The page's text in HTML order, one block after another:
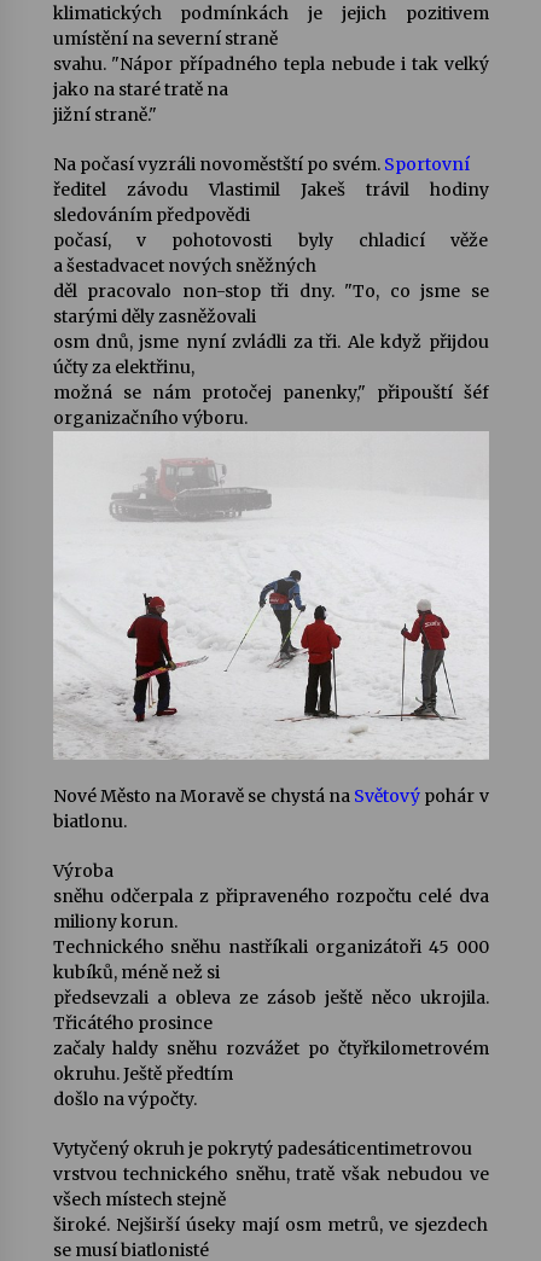
klimatických podmínkách je jejich pozitivem
umístění na severní straně
svahu. "Nápor případného tepla nebude i tak velký
jako na staré tratě na
jižní straně."
Na počasí vyzráli novoměstští po svém. Sportovní
ředitel závodu Vlastimil Jakeš trávil hodiny
sledováním předpovědi
počasí, v pohotovosti byly chladicí věže
a šestadvacet nových sněžných
děl pracovalo non-stop tři dny. "To, co jsme se
starými děly zasněžovali
osm dnů, jsme nyní zvládli za tři. Ale když přijdou
účty za elektřinu,
možná se nám protočej panenky," připouští šéf
organizačního výboru.
Nové Město na Moravě se chystá na Světový pohár v
biatlonu.
Výroba
sněhu odčerpala z připraveného rozpočtu celé dva
miliony korun.
Technického sněhu nastříkali organizátoři 45 000
kubíků, méně než si
předsevzali a obleva ze zásob ještě něco ukrojila.
Třicátého prosince
začaly haldy sněhu rozvážet po čtyřkilometrovém
okruhu. Ještě předtím
došlo na výpočty.
Vytyčený okruh je pokrytý padesáticentimetrovou
vrstvou technického sněhu, tratě však nebudou ve
všech místech stejně
široké. Nejširší úseky mají osm metrů, ve sjezdech
se musí biatlonisté